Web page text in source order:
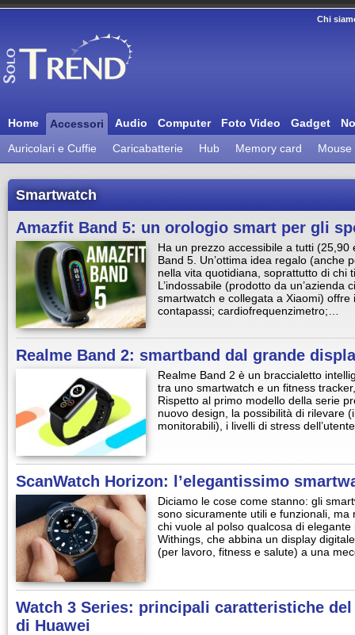
Chi
Home Accessori Audio Computer Foto Video Gadget
Auricolari e Cuffie
Caricabatterie Hub Memory card Mouse
Smartwatch
Amazfit Band 5: un orologio smart per gli
Ha un prezzo accessibile a tutti
Band 5. Un’ottima idea regalo (anche
nella vita quotidiana, soprattutto di chi
L’indossabile (prodotto da un’azienda
smartwatch e collegata a Xiaomi)
contapassi; cardiofrequenzimetro;…
Realme Band 2: smartband dal grande
Realme Band 2 è un braccialetto
tra uno smartwatch e un fitness
Rispetto al primo modello della serie
nuovo design, la possibilità di rilevare
monitorabili), i livelli di stress
ScanWatch Horizon: l’elegantissimo
Diciamo le cose come stanno: gli
sono sicuramente utili e funzionali, ma
chi vuole al polso qualcosa di
Withings, che abbina un display
(per lavoro, fitness e salute) a una
Watch 3 Series: principali caratteristiche
di Huawei